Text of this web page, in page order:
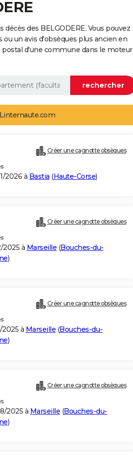
des BELGODERE. Vous pouvez
un avis d'obsèques plus ancien en
d'une commune dans le moteur
Créer une cagnotte obsèques
2026 à Bastia (Haute-Corse)
Créer une cagnotte obsèques
2025 à Marseille (Bouches-du-
)
Créer une cagnotte obsèques
2025 à Marseille (Bouches-du-
)
Créer une cagnotte obsèques
2025 à Marseille (Bouches-du-
)